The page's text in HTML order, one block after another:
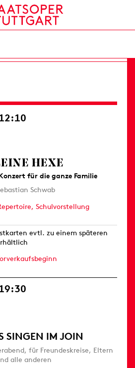
/ 49 / 66 / 82 / 99 / 119 / 139 €
HEXE
für die ganze Familie
Schwab
Schulvorstellung
evtl. zu einem späteren
SINGEN IM JOIN
für Freundeskreise, Eltern
alle anderen